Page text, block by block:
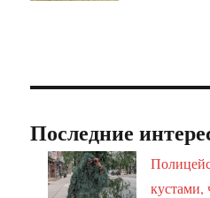
Последние
кустами,